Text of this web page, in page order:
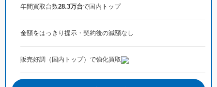
年間買取台数28.3万台で国内トップ
金額をはっきり提示・契約後の減額なし
販売好調（国内トップ）で強化買取